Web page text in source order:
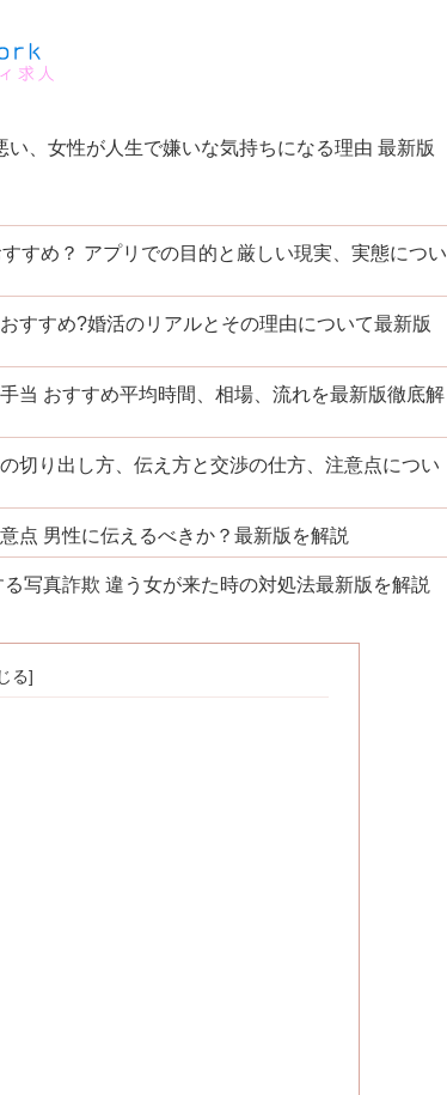
、女性が人生で嫌いな気持ちになる理由 最新版
すめ？ アプリでの目的と厳しい現実、実態につい
すすめ?婚活のリアルとその理由について最新版
当 おすすめ平均時間、相場、流れを最新版徹底解
切り出し方、伝え方と交渉の仕方、注意点につい
点 男性に伝えるべきか？最新版を解説
写真詐欺 違う女が来た時の対処法最新版を解説